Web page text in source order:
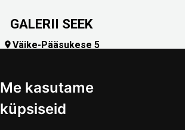
Me kasutame
küpsiseid
GALERII SEEK
Väike-Pääsukese 5